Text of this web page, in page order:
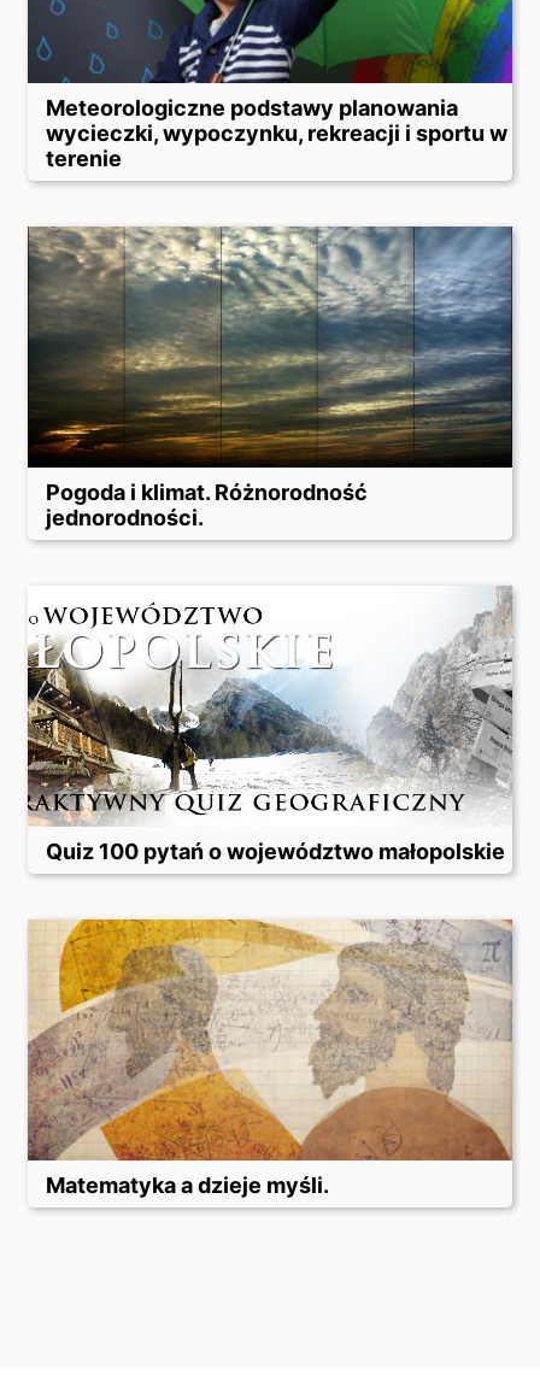
Meteorologiczne podstawy planowania
wycieczki, wypoczynku, rekreacji i sportu w
terenie
Pogoda i klimat. Różnorodność
jednorodności.
Quiz 100 pytań o województwo małopolskie
Matematyka a dzieje myśli.